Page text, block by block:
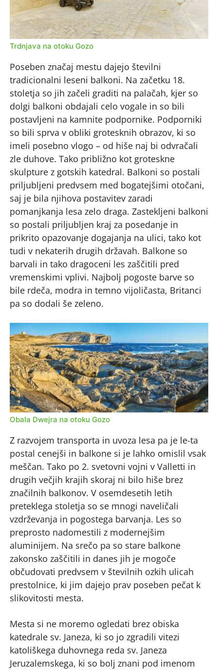
Trdnjava na otoku Gozo
Poseben značaj mestu dajejo številni
tradicionalni leseni balkoni. Na začetku 18.
stoletja so jih začeli graditi na palačah, kjer so
dolgi balkoni obdajali celo vogale in so bili
postavljeni na kamnite podpornike. Podporniki
so bili sprva v obliki grotesknih obrazov, ki so
imeli posebno vlogo – od hiše naj bi odvračali
zle duhove. Tako približno kot groteskne
skulpture z gotskih katedral. Balkoni so postali
priljubljeni predvsem med bogatejšimi otočani,
saj je bila njihova postavitev zaradi
pomanjkanja lesa zelo draga. Zastekljeni balkoni
so postali priljubljen kraj za posedanje in
prikrito opazovanje dogajanja na ulici, tako kot
tudi v nekaterih drugih državah. Balkone so
barvali in tako dragoceni les zaščitili pred
vremenskimi vplivi. Najbolj pogoste barve so
bile rdeča, modra in temno vijoličasta, Britanci
pa so dodali še zeleno.
Obala Dwejra na otoku Gozo
Z razvojem transporta in uvoza lesa pa je le-ta
postal cenejši in balkone si je lahko omislil vsak
meščan. Tako po 2. svetovni vojni v Valletti in
drugih večjih krajih skoraj ni bilo hiše brez
značilnih balkonov. V osemdesetih letih
preteklega stoletja so se mnogi naveličali
vzdrževanja in pogostega barvanja. Les so
preprosto nadomestili z modernejšim
aluminijem. Na srečo pa so stare balkone
zakonsko zaščitili in danes jih je mogoče
občudovati predvsem v številnih ozkih ulicah
prestolnice, ki jim dajejo prav poseben pečat k
slikovitosti mesta.
Mesta si ne moremo ogledati brez obiska
katedrale sv. Janeza, ki so jo zgradili vitezi
katoliškega duhovnega reda sv. Janeza
Jeruzalemskega, ki so bolj znani pod imenom